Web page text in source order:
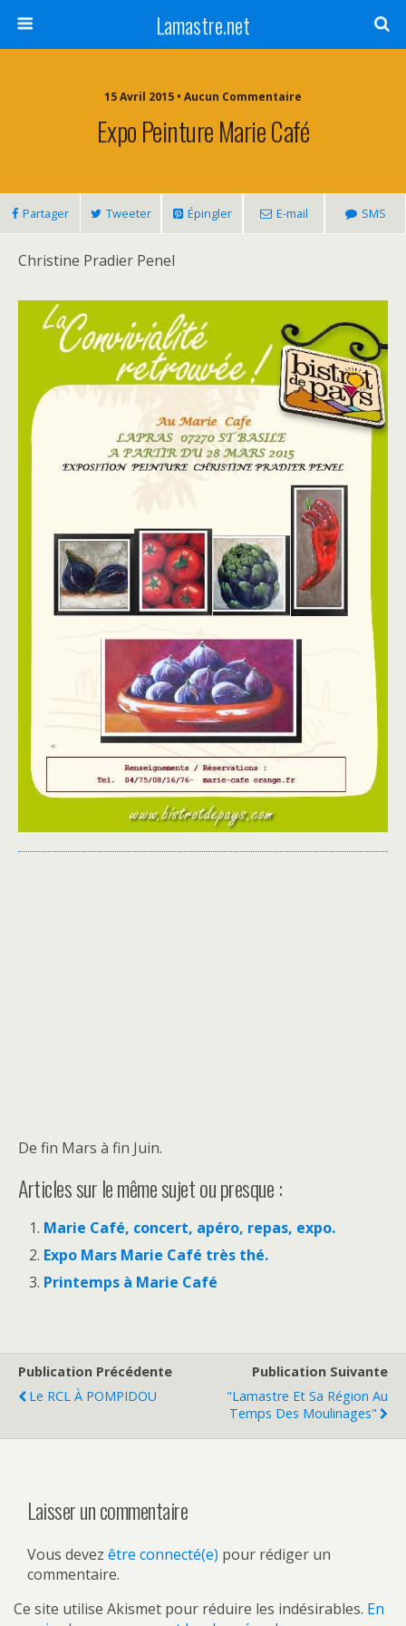
Lamastre.net
15 Avril 2015 • Aucun Commentaire
Expo Peinture Marie Café
Partager Tweeter Épingler E-mail SMS
Christine Pradier Penel
De fin Mars à fin Juin.
Articles sur le même sujet ou presque :
Marie Café, concert, apéro, repas, expo.
Expo Mars Marie Café très thé.
Printemps à Marie Café
Publication Précédente
Le RCL À POMPIDOU
Publication Suivante
"Lamastre Et Sa Région Au
Temps Des Moulinages"
Laisser un commentaire
Vous devez être connecté(e) pour rédiger un
commentaire.
Ce site utilise Akismet pour réduire les indésirables. En